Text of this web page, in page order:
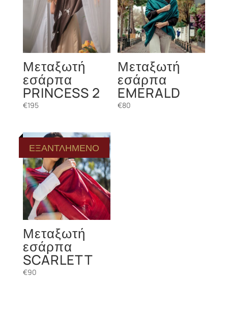
Μεταξωτή
εσάρπα
PRINCESS 2
€195
Μεταξωτή
εσάρπα
EMERALD
€80
ΕΞΑΝΤΛΗΜΕΝΟ
Μεταξωτή
εσάρπα
SCARLETT
€90